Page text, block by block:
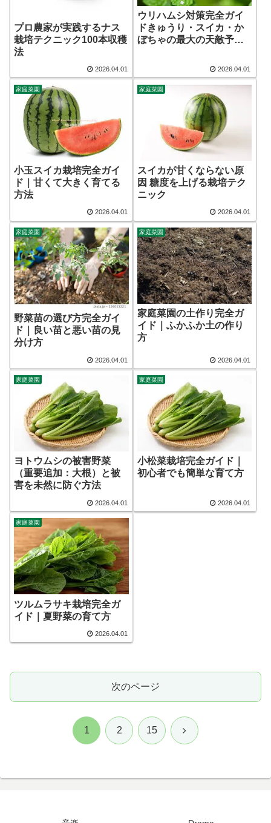
プロ農家が実践するナス
栽培テクニック100本収穫
法
2026.04.01
ウリハムシ対策完全ガイ
ドきゅうり・スイカ・か
ぼちゃの最大の天敵予防
2026.04.01
家庭菜園
小玉スイカ栽培完全ガイ
ド｜甘くて大きく育てる
方法
2026.04.01
家庭菜園
スイカが甘くならない原
因 糖度を上げる栽培テク
ニック
2026.04.01
家庭菜園
野菜苗の選び方完全ガイ
ド｜良い苗と悪い苗の見
分け方
2026.04.01
家庭菜園
家庭菜園の土作り完全ガ
イド｜ふかふか土の作り
方
2026.04.01
家庭菜園
ヨトウムシの被害野菜
（重要追加：大根）と被
害を未然に防ぐ方法
2026.04.01
家庭菜園
小松菜栽培完全ガイド｜
初心者でも簡単な育て方
2026.04.01
家庭菜園
ツルムラサキ栽培完全ガ
イド｜夏野菜の育て方
2026.04.01
次のページ
1 2 15 次